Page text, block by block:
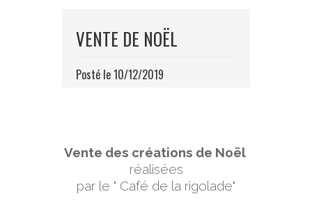
VENTE DE NOËL
Posté le 10/12/2019
Vente des créations de Noël
réalisées
par le " Café de la rigolade"